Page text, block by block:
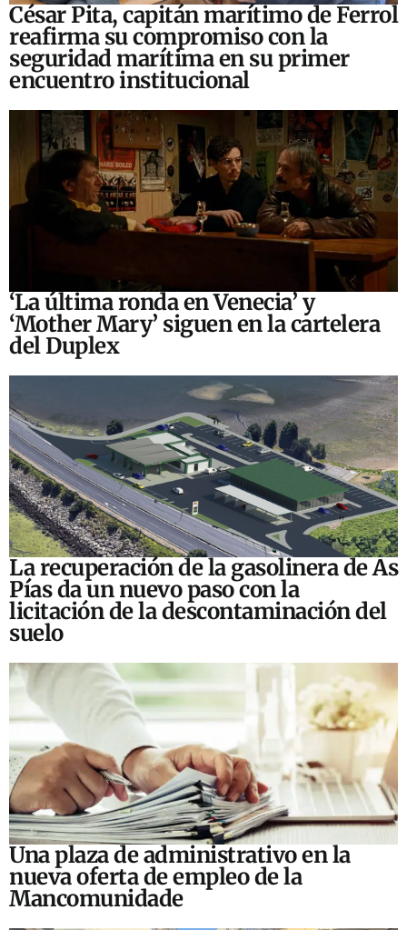
César Pita, capitán marítimo de Ferrol
reafirma su compromiso con la
seguridad marítima en su primer
encuentro institucional
‘La última ronda en Venecia’ y
‘Mother Mary’ siguen en la cartelera
del Duplex
La recuperación de la gasolinera de As
Pías da un nuevo paso con la
licitación de la descontaminación del
suelo
Una plaza de administrativo en la
nueva oferta de empleo de la
Mancomunidade